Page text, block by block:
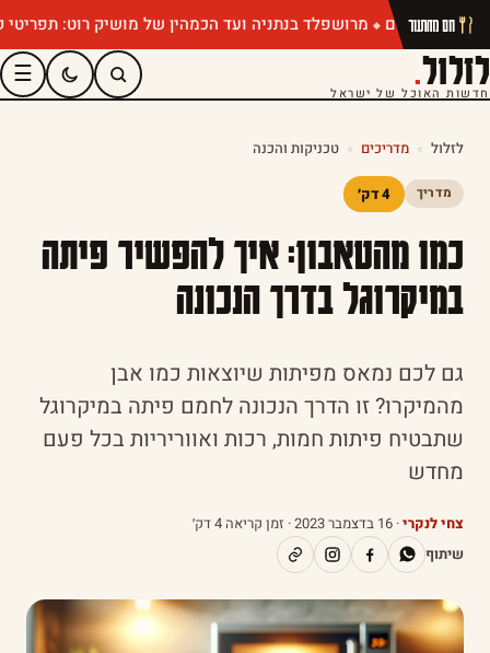
מרושפלד בנתניה ועד הכמהין של מושיק רוט: תפריטי קיץ
חם מהתנור
לזלול.
חדשות האוכל של ישראל
☰
לזלול » מדריכים » טכניקות והכנה
מדריך 4 דק׳
כמו מהטאבון: איך להפשיר פיתה
במיקרוגל בדרך הנכונה
גם לכם נמאס מפיתות שיוצאות כמו אבן
מהמיקרו? זו הדרך הנכונה לחמם פיתה במיקרוגל
שתבטיח פיתות חמות, רכות ואווריריות בכל פעם
מחדש
צחי לנקרי· 16 בדצמבר 2023
· זמן קריאה 4 דק׳
שיתוף